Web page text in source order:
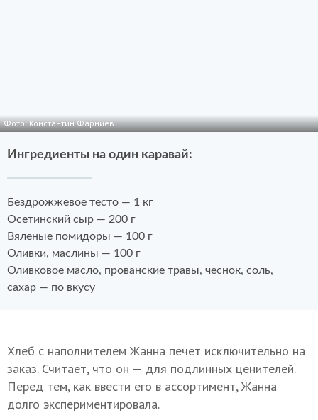
Фото: Константин Фарниев
Ингредиенты на один каравай:
Бездрожжевое тесто — 1 кг
Осетинский сыр — 200 г
Вяленые помидоры — 100 г
Оливки, маслины — 100 г
Оливковое масло, прованские травы, чеснок, соль,
сахар — по вкусу
Хлеб с наполнителем Жанна печет исключительно на
заказ. Считает, что он — для подлинных ценителей.
Перед тем, как ввести его в ассортимент, Жанна
долго экспериментировала.